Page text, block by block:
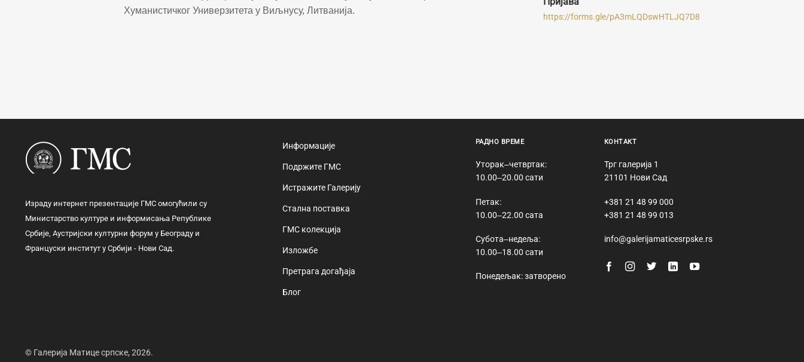
Хуманистичког Универзитета у Виљнусу, Литванија.
https://forms.gle/pA3mLQDswHTLJQ7D8
Израду интернет презентације ГМС омогућили су
Министарство културе и информисања Републике
Србије, Аустријски културни форум у Београду и
Француски институт у Србији - Нови Сад.
Информације
Подржите ГМС
Истражите Галерију
Стална поставка
ГМС колекција
Изложбе
Претрага догађаја
Блог
РАДНО ВРЕМЕ
Уторак‒четвртак:
10.00‒20.00 сати
Петак:
10.00‒22.00 сата
Субота‒недеља:
10.00‒18.00 сати
Понедељак: затворено
КОНТАКТ
Трг галерија 1
21101 Нови Сад
+381 21 48 99 000
+381 21 48 99 013
info@galerijamaticesrpske.rs
© Галерија Матице српске, 2026.